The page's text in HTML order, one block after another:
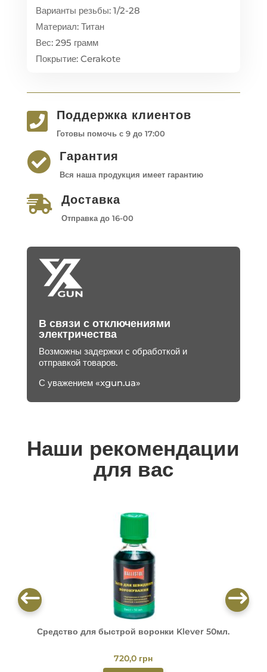
Варианты резьбы: 1/2-28
Материал: Титан
Вес: 295 грамм
Покрытие: Cerakotе
 Поддержка клиентов
Готовы помочь с 9 до 17:00
 Гарантия
Вся наша продукция имеет гарантию
 Доставка
Отправка до 16-00
В связи с отключениями
электричества
Возможны задержки с обработкой и
отправкой товаров.
С уважением «xgun.ua»
Наши рекомендации
для вас
Средство для быстрой воронки Klever 50мл.
720,0 грн